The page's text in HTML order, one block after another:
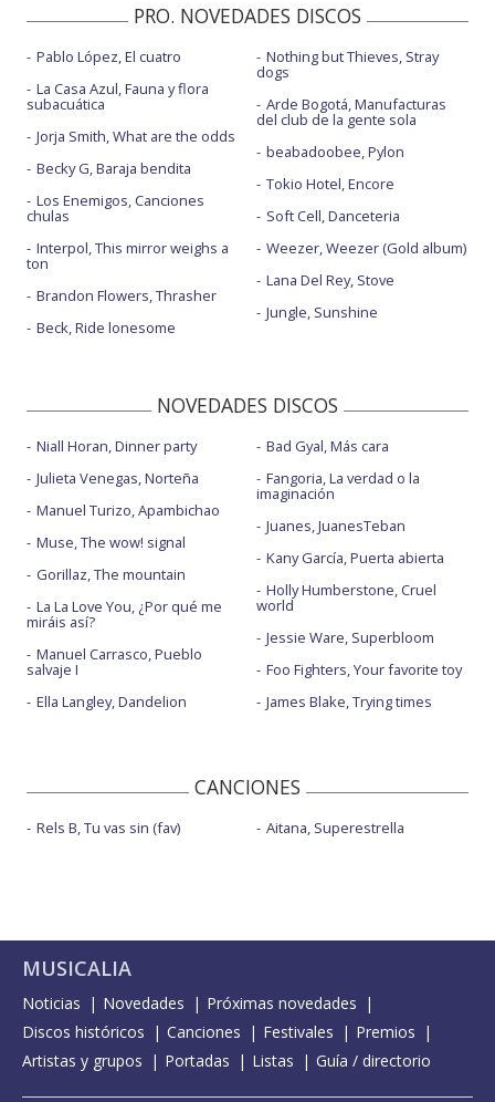
PRO. NOVEDADES DISCOS
Pablo López, El cuatro
La Casa Azul, Fauna y flora
subacuática
Jorja Smith, What are the odds
Becky G, Baraja bendita
Los Enemigos, Canciones
chulas
Interpol, This mirror weighs a
ton
Brandon Flowers, Thrasher
Beck, Ride lonesome
Nothing but Thieves, Stray
dogs
Arde Bogotá, Manufacturas
del club de la gente sola
beabadoobee, Pylon
Tokio Hotel, Encore
Soft Cell, Danceteria
Weezer, Weezer (Gold album)
Lana Del Rey, Stove
Jungle, Sunshine
NOVEDADES DISCOS
Niall Horan, Dinner party
Julieta Venegas, Norteña
Manuel Turizo, Apambichao
Muse, The wow! signal
Gorillaz, The mountain
La La Love You, ¿Por qué me
miráis así?
Manuel Carrasco, Pueblo
salvaje I
Ella Langley, Dandelion
Bad Gyal, Más cara
Fangoria, La verdad o la
imaginación
Juanes, JuanesTeban
Kany García, Puerta abierta
Holly Humberstone, Cruel
world
Jessie Ware, Superbloom
Foo Fighters, Your favorite toy
James Blake, Trying times
CANCIONES
Rels B, Tu vas sin (fav) Aitana, Superestrella
MUSICALIA
Noticias Novedades
Próximas novedades
Discos históricos
Canciones Festivales
Premios
Artistas y grupos
Portadas Listas Guía / directorio